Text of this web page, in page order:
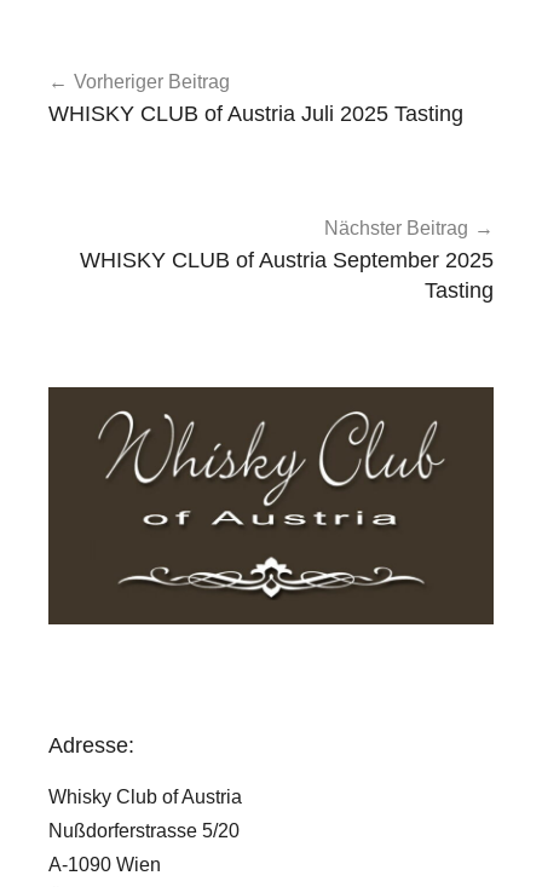
Vorheriger Beitrag
WHISKY CLUB of Austria Juli 2025 Tasting
Nächster Beitrag
WHISKY CLUB of Austria September 2025
Tasting
Adresse:
Whisky Club of Austria
Nußdorferstrasse 5/20
A-1090 Wien